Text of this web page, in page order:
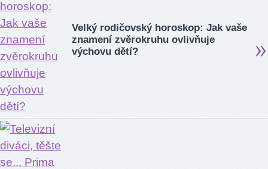
Velký rodičovský horoskop: Jak vaše
znamení zvěrokruhu ovlivňuje
výchovu dětí?